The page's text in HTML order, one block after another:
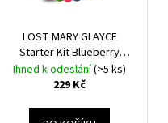
LOST MARY GLAYCE
Starter Kit Blueberry
Cherry Cranberry 20mg
Elektronická cigareta
a brusinkami)
Ihned k odeslání(>5 ks)
229 Kč